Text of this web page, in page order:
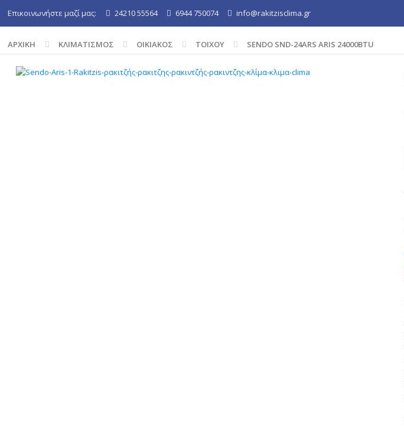
Επικοινωνήστε μαζί μας: 24210 55564 6944 750074 info@rakitzisclima.gr
ΑΡΧΙΚΉ ΚΛΙΜΑΤΙΣΜΟΣ ΟΙΚΙΑΚΟΣ ΤΟΙΧΟΥ SENDO SND-24ARS ARIS 24000BTU